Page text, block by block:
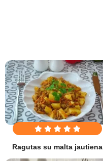
Ragutas su malta jautiena